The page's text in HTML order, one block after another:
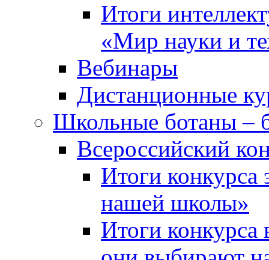
Итоги
«Мир науки и
Вебинары
Дистанционные
Школьные ботаны –
Всероссийский
Итоги
нашей школы»
Итоги конкурса